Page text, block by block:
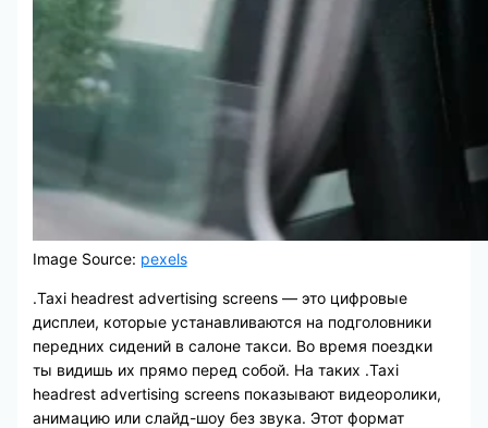
Image Source: pexels
.Taxi headrest advertising screens — это цифровые
дисплеи, которые устанавливаются на подголовники
передних сидений в салоне такси. Во время поездки
ты видишь их прямо перед собой. На таких .Taxi
headrest advertising screens показывают видеоролики,
анимацию или слайд-шоу без звука. Этот формат